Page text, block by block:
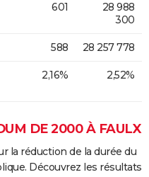
601
28 988
300
588 28 257 778
2,16% 2,52%
DE 2000 À FAULX
la réduction de la durée du
Découvrez les résultats